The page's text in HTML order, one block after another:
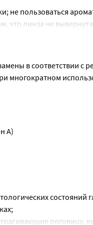
не пользоваться
что линза не
снять. Если линза
в соответствии с
многократном
A)
состояний
роговицу,